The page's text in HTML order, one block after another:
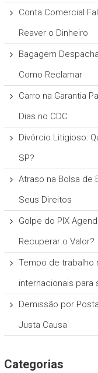
Conta Comercial
Reaver o Dinheiro
Bagagem
Como Reclamar
Carro na Garantia
Dias no CDC
Divórcio Litigioso:
SP?
Atraso na Bolsa de
Seus Direitos
Golpe do PIX
Recuperar o Valor?
Tempo de trabalho
internacionais para
Demissão por
Justa Causa
Categorias